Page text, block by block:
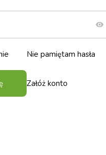
Nie pamiętam hasła
Załóż konto